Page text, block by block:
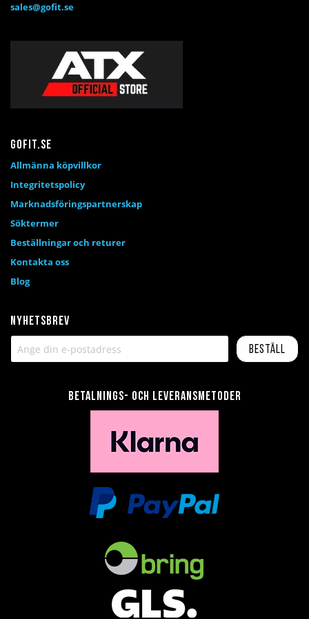
Nyhetsbrev
Beställ
sales@gofit.se
Betalnings- och leveransmetoder
Gofit.se
Allmänna köpvillkor
Integritetspolicy
Marknadsföringspartnerskap
Söktermer
Beställningar och returer
Kontakta oss
Blog